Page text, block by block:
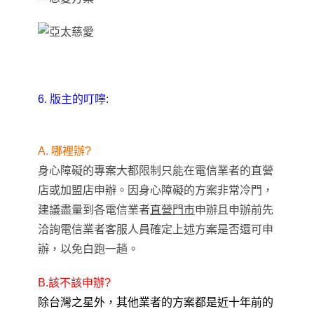
6. 版主的叮嚀:
A. 哪裡辦?
身心障礙的專案大都限制只能在電信業者的直營
店或加盟店申辦 。因身心障礙的方案非常冷門 ，
建議盡量到各電信業者直營門市申辦且申辦前先
洽詢電信業者客服人員確定上述方案是否還可申
辦 ， 以免白跑一趟 。
B.該不該申辦?
除台灣之星外 ， 其他業者的方案都是近十年前的